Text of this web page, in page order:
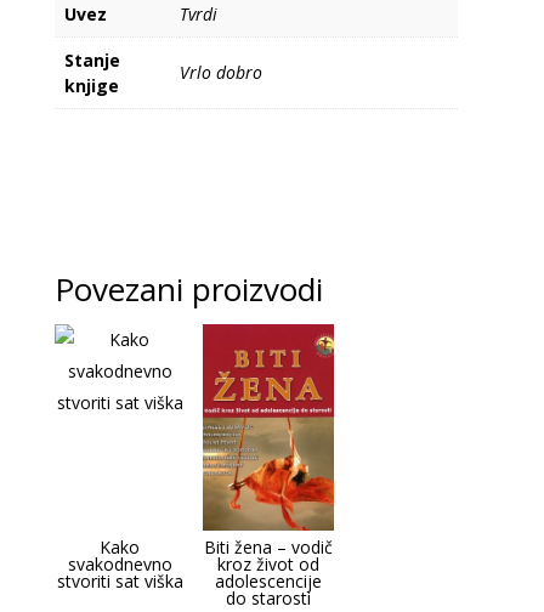
Uvez
Tvrdi
Stanje
knjige
Vrlo dobro
Povezani proizvodi
Kako
svakodnevno
stvoriti sat viška
Biti žena – vodič
kroz život od
adolescencije
do starosti